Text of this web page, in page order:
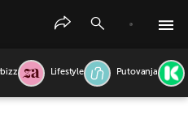
Lifestyle Putovanja